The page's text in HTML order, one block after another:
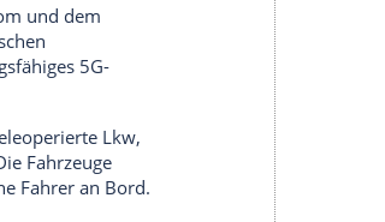
festen Arbeitsverhältnis mit
sind ausgeschlossen.
Mensch die Steuerung
Schnittstelle mit Kameras,
ist nicht autonom, sondern
und muss sich an alle